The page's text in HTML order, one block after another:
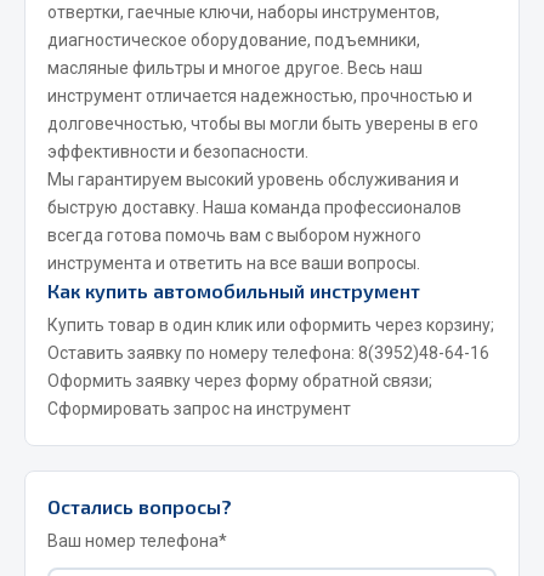
Маски, краги сварщика
Сварочное оборудование
Сварочные материалы
Весь раздел
CUMMINS HAFFEN
Весь раздел
Подшипники
Весь раздел
Стяжки, тросы, канаты
отвертки, гаечные ключи, наборы инструментов,
диагностическое оборудование, подъемники,
масляные фильтры и многое другое. Весь наш
инструмент отличается надежностью, прочностью и
долговечностью, чтобы вы могли быть уверены в его
эффективности и безопасности.
Мы гарантируем высокий уровень обслуживания и
быструю доставку. Наша команда профессионалов
всегда готова помочь вам с выбором нужного
инструмента и ответить на все ваши вопросы.
Как купить автомобильный инструмент
Купить товар в один клик или оформить через корзину;
Оставить заявку по номеру телефона: 8(3952)48-64-16
Оформить заявку через форму обратной связи;
Сформировать запрос на инструмент
Остались вопросы?
Ваш номер телефона*